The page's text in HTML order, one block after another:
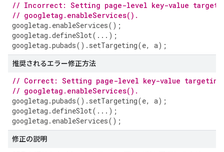
// Incorrect: Setting page-level key-value
// googletag.enableServices().
googletag . enableServices();
googletag .defineSlot(...);
googletag .pubads(). setTargeting(e, a);
推奨されるエラー修正方法
// Correct: Setting page-level key-value
// googletag.enableServices().
googletag .pubads(). setTargeting(e, a);
googletag .defineSlot(...);
googletag . enableServices();
修正の説明